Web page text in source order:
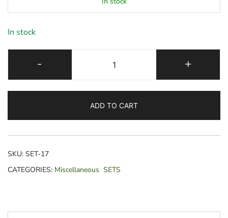
In stock
-
TEA
ULTRA
BALANCING
quantity
+
ADD TO CART
SKU: SET-17
CATEGORIES: Miscellaneous SETS